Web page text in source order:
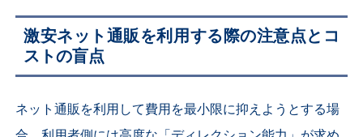
激安ネット通販を利用する際の注意点とコ
ストの盲点
ネット通販を利用して費用を最小限に抑えようとする場